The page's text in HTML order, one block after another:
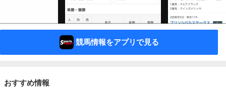
競馬情報をアプリで見る
おすすめ情報